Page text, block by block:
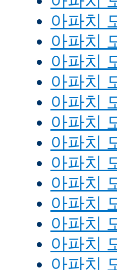
아파치
아파치
아파치
아파치
아파치
아파치
아파치
아파치
아파치
아파치
아파치
아파치
아파치